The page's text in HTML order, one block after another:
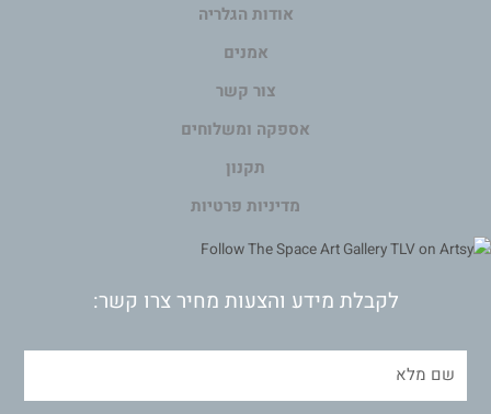
אודות הגלריה
אמנים
צור קשר
אספקה ומשלוחים
תקנון
מדיניות פרטיות
לקבלת מידע והצעות מחיר צרו קשר: